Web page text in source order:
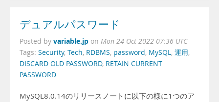
デュアルパスワード
Posted by variable.jp on Mon 24 Oct 2022 07:36 UTC
Tags: Security, Tech, RDBMS, password, MySQL, 運用,
DISCARD OLD PASSWORD, RETAIN CURRENT
PASSWORD
MySQL8.0.14のリリースノートに以下の様に1つのア